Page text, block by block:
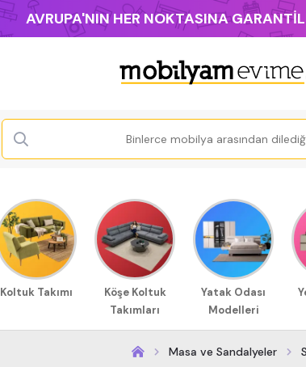
AVRUPA'NIN HER NOKTASINA
Koltuk Takımı
Köşe Koltuk
Takımları
Yatak Odası
Modelleri
Masa ve Sandalyeler